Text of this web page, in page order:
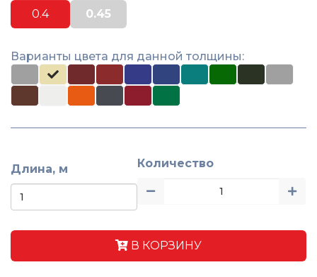
0.4
0.45
Варианты цвета для данной толщины:
Длина, м Количество
В КОРЗИНУ